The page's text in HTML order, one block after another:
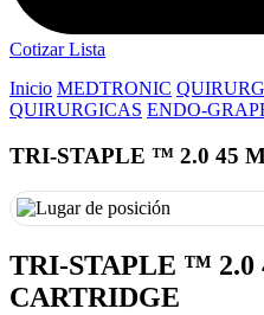
Cotizar Lista
Inicio MEDTRONIC
QUIRURGICAS ENDO-
TRI-STAPLE ™ 2.0 45
TRI-STAPLE ™ 2.0
CARTRIDGE